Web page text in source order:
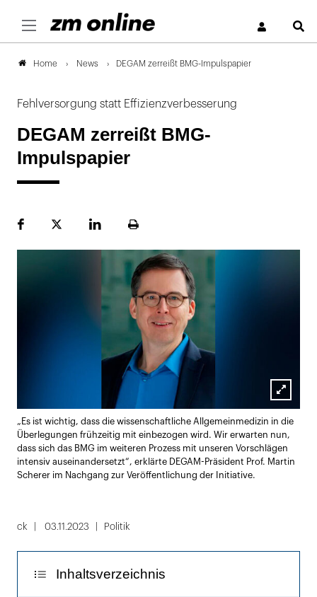
Home News DEGAM zerreißt BMG-Impulspapier
Fehlversorgung statt Effizienzverbesserung
DEGAM zerreißt BMG-
Impulspapier
FacebookPlattformLinekdInSeite
Lightbox
öffnen
„Es ist wichtig, dass die wissenschaftliche Allgemeinmedizin in die
Überlegungen frühzeitig mit einbezogen wird. Wir erwarten nun,
dass sich das BMG im weiteren Prozess mit unseren Vorschlägen
intensiv auseinandersetzt“, erklärte DEGAM-Präsident Prof. Martin
Scherer im Nachgang zur Veröffentlichung der Initiative.
ck 03.11.2023 Politik
Inhaltsverzeichnis